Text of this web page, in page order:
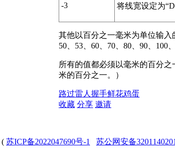
-3 将线宽设定为
其他以百分之一毫米为单位输入
50、53、60、70、80、90、100
所有的值都必须以毫米的百分
米的百分之一。）
路过雷人 握手鲜花鸡蛋
收藏 分享 邀请
( 苏ICP备2022047690号-1 苏公网安备